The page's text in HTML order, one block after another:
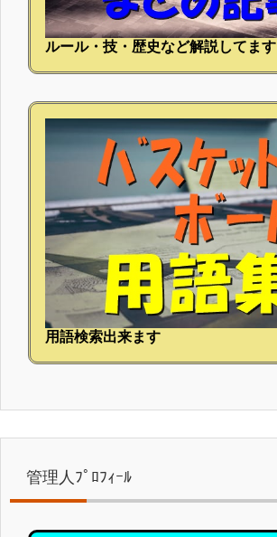
ルール・技・歴史など解説してます
用語検索出来ます
管理人ﾌﾟﾛﾌｨｰﾙ